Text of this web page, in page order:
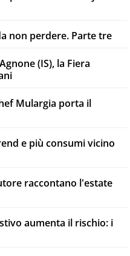
non perdere. Parte tre
(IS), la Fiera
Mulargia porta il
e più consumi vicino
raccontano l'estate
aumenta il rischio: i